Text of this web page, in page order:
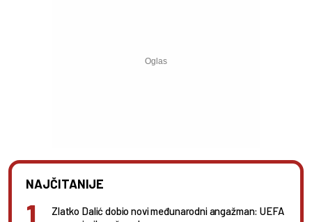
NAJČITANIJE
Zlatko Dalić dobio novi međunarodni angažman: UEFA